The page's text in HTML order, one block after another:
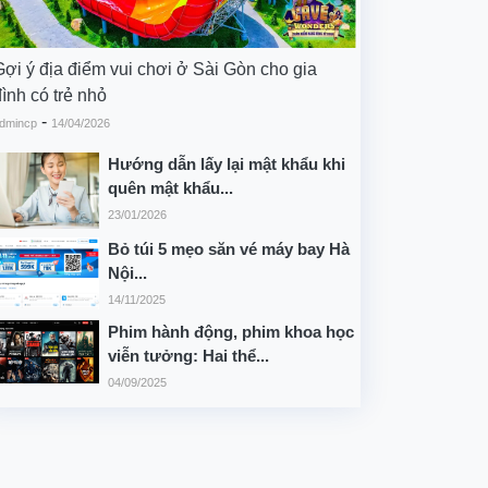
ý địa điểm vui chơi ở Sài Gòn cho gia
có trẻ nhỏ
- 14/04/2026
Hướng dẫn lấy lại mật khẩu khi
quên mật khẩu...
23/01/2026
Bỏ túi 5 mẹo săn vé máy bay Hà
Nội...
14/11/2025
Phim hành động, phim khoa học
viễn tưởng: Hai thể...
04/09/2025